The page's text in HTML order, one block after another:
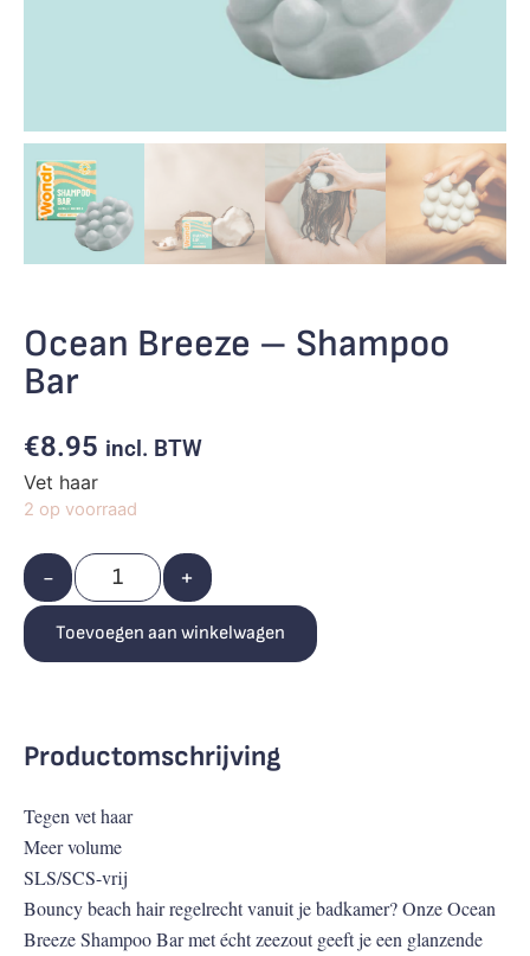
Ocean Breeze – Shampoo
Bar
€8.95 incl. BTW
Vet haar
2 op voorraad
- +
Toevoegen aan winkelwagen
Productomschrijving
Tegen vet haar
Meer volume
SLS/SCS-vrij
Bouncy beach hair regelrecht vanuit je badkamer? Onze Ocean
Breeze Shampoo Bar met écht zeezout geeft je een glanzende